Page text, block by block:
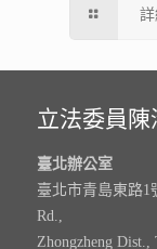
立法委員
臺北辦公室
臺北市青島東路1
Rd.,
Zhongzheng Dist.,